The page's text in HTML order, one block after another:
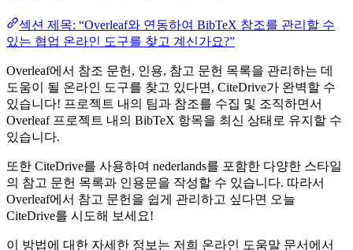
섹션 제목: “Overleaf와 연동하여 BibTeX 참조를 관리할 수
있는 협업 온라인 도구를 찾고 계신가요?”
Overleaf에서 참조 문헌, 인용, 참고 문헌 목록을 관리하는 데
도움이 될 온라인 도구를 찾고 있다면, CiteDrive가 완벽할 수
있습니다! 프로젝트 내의 팀과 참조를 수집 및 조직하면서
Overleaf 프로젝트 내의 BibTeX 항목을 최신 상태로 유지할 수
있습니다.
또한 CiteDrive를 사용하여 nederlands를 포함한 다양한 스타일
의 참고 문헌 목록과 인용문을 작성할 수 있습니다. 따라서
Overleaf에서 참고 문헌을 쉽게 관리하고 싶다면 오늘
CiteDrive를 시도해 보세요!
이 방법에 대한 자세한 정보는 저희 온라인 도움말 문서에서